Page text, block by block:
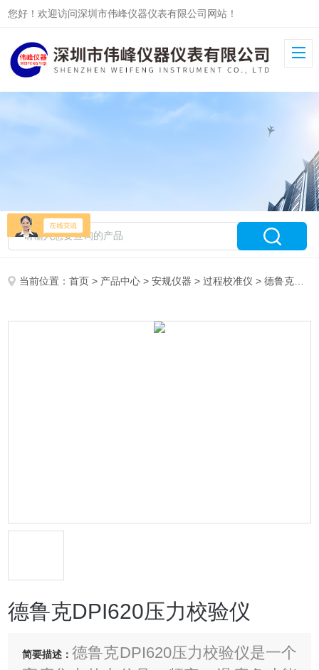
您好！欢迎访问深圳市伟峰仪器仪表有限公司网站！
当前位置：首页 > 产品中心 >安规仪器 >过程校准仪 > 德鲁克DPI620压力校验仪
德鲁克DPI620压力校验仪
简要描述：德鲁克DPI620压力校验仪是一个